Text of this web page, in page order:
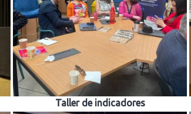
Taller de indicadores